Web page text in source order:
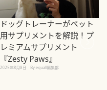
ドッグトレーナーがペット
用サプリメントを解説！プ
レミアムサプリメント
『Zesty Paws』
2025年8月8日 By equall編集部